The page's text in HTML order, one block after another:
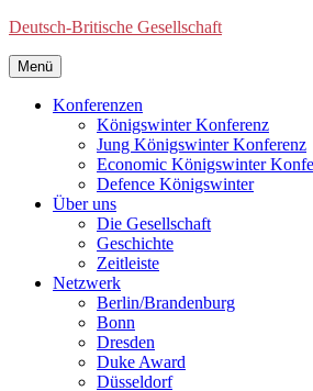
Deutsch-Britische Gesellschaft
Menü
Konferenzen
Königswinter Konferenz
Jung Königswinter Konferenz
Economic Königswinter
Defence Königswinter
Über uns
Die Gesellschaft
Geschichte
Zeitleiste
Netzwerk
Berlin/Brandenburg
Bonn
Dresden
Duke Award
Düsseldorf